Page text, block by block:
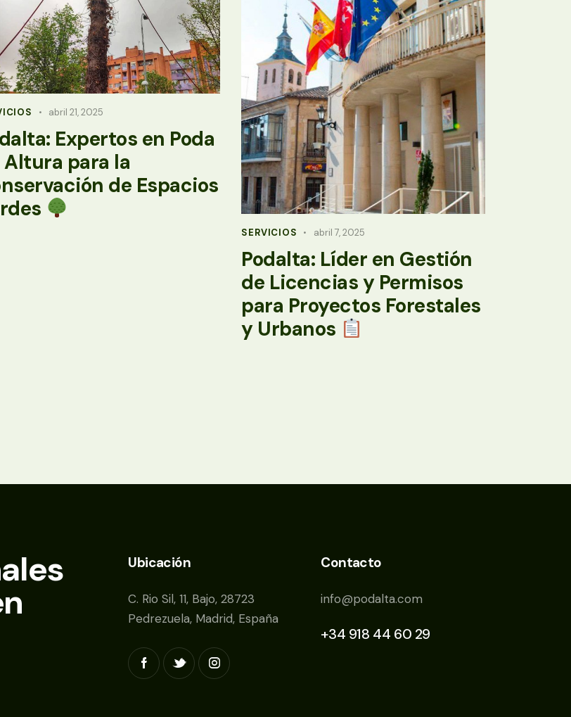
abril 21, 2025
Expertos en Poda
Altura para la
de Espacios
SERVICIOS abril 7, 2025
Podalta: Líder en Gestión
de Licencias y Permisos
para Proyectos Forestales
y Urbanos
Ubicación
C. Rio Sil, 11, Bajo, 28723
Pedrezuela, Madrid, España
Contacto
info@podalta.com
+34 918 44 60 29